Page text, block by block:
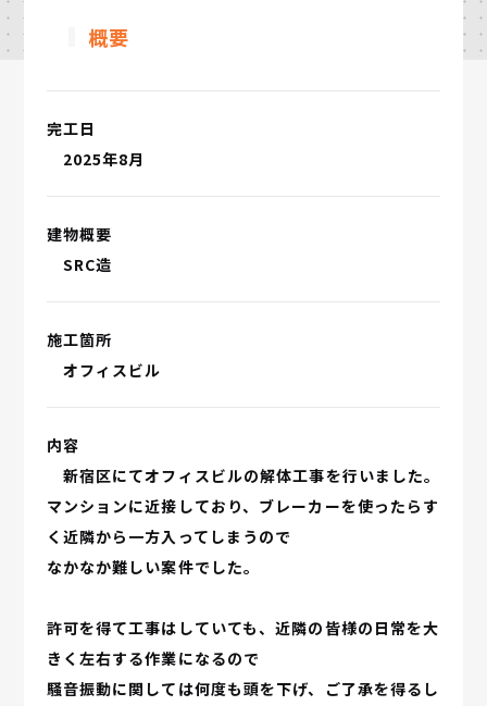
概要
完工日
2025年8月
建物概要
SRC造
施工箇所
オフィスビル
内容
新宿区にてオフィスビルの解体工事を行いました。
マンションに近接しており、ブレーカーを使ったらす
く近隣から一方入ってしまうので
なかなか難しい案件でした。
許可を得て工事はしていても、近隣の皆様の日常を大
きく左右する作業になるので
騒音振動に関しては何度も頭を下げ、ご了承を得るし